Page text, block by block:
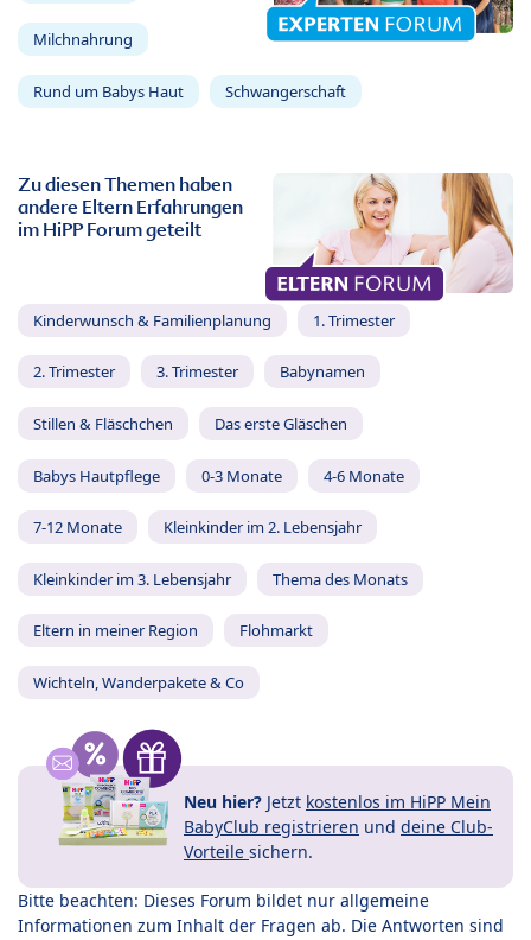
Milchnahrung
Rund um Babys Haut Schwangerschaft
Zu diesen Themen haben
andere Eltern Erfahrungen
im HiPP Forum geteilt
Kinderwunsch & Familienplanung 1. Trimester
2. Trimester 3. Trimester Babynamen
Stillen & Fläschchen Das erste Gläschen
Babys Hautpflege 0-3 Monate 4-6 Monate
7-12 Monate Kleinkinder im 2. Lebensjahr
Kleinkinder im 3. Lebensjahr Thema des Monats
Eltern in meiner Region Flohmarkt
Wichteln, Wanderpakete & Co
Neu hier? Jetzt kostenlos im HiPP Mein
BabyClub registrieren und deine Club-
Vorteile sichern.
Bitte beachten: Dieses Forum bildet nur allgemeine
Informationen zum Inhalt der Fragen ab. Die Antworten sind